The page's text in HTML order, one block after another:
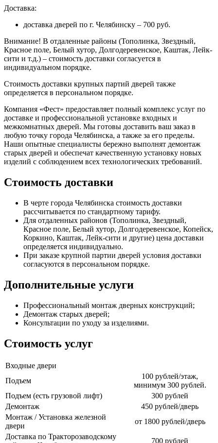
Доставка:
доставка дверей по г. Челябинску – 700 руб.
Внимание! В отдаленные районы (Тополинка, Звездный,
Красное поле, Белый хутор, Долгодеревенское, Каштак, Лейк-
сити и т.д.) – стоимость доставки согласуется в
индивидуальном порядке.
Стоимость доставки крупных партий дверей также
определяется в персональном порядке.
Компания «Фест» предоставляет полный комплекс услуг по
доставке и профессиональной установке входных и
межкомнатных дверей. Мы готовы доставить ваш заказ в
любую точку города Челябинска, а также за его пределы.
Наши опытные специалисты бережно выполнят демонтаж
старых дверей и обеспечат качественную установку новых
изделий с соблюдением всех технологических требований.
Стоимость доставки
В черте города Челябинска стоимость доставки
рассчитывается по стандартному тарифу.
Для отдаленных районов (Тополинка, Звездный,
Красное поле, Белый хутор, Долгодеревенское, Копейск,
Коркино, Каштак, Лейк-сити и другие) цена доставки
определяется индивидуально.
При заказе крупной партии дверей условия доставки
согласуются в персональном порядке.
Дополнительные услуги
Профессиональный монтаж дверных конструкций;
Демонтаж старых дверей;
Консультации по уходу за изделиями.
Стоимость услуг
Входные двери
Подъем
100 рублей/этаж,
минимум 300 рублей.
Подъем (есть грузовой лифт)
300 рублей
Демонтаж
450 рублей/дверь
Монтаж / Установка железной
двери
от 1800 рублей/дверь
Доставка по Тракторозаводскому
700 рублей